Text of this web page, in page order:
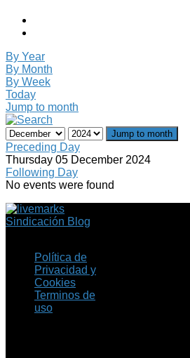
By Year
By Month
By Week
Today
Jump to month
Jump to month
Preceding Day
Thursday 05 December 2024
Following Day
No events were found
Sindicación Blog
Política de
Privacidad y
Cookies
Terminos de
uso